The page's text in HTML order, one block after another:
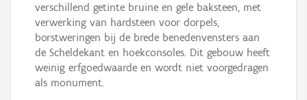
verschillend getinte bruine en gele baksteen, met
verwerking van hardsteen voor dorpels,
borstweringen bij de brede benedenvensters aan
de Scheldekant en hoekconsoles. Dit gebouw heeft
weinig erfgoedwaarde en wordt niet voorgedragen
als monument.